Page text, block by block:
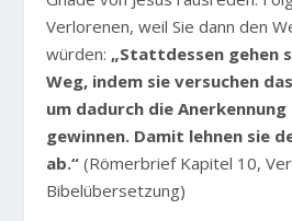
Verlorenen, weil Sie dann den
würden: „Stattdessen gehen
Weg, indem sie versuchen
um dadurch die
gewinnen. Damit lehnen sie
ab.“ (Römerbrief Kapitel 10,
Bibelübersetzung)